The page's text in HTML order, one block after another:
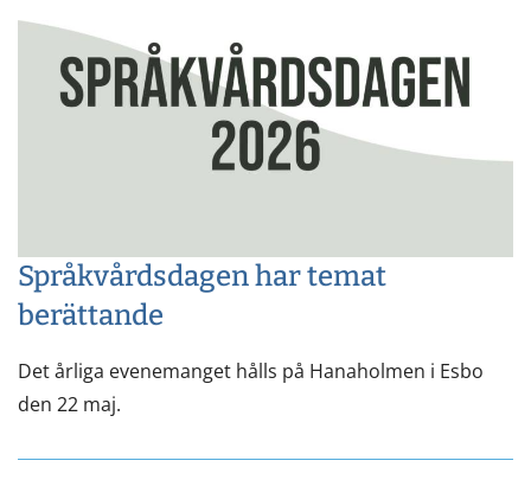
Språkvårdsdagen har temat
berättande
Det årliga evenemanget hålls på Hanaholmen i Esbo
den 22 maj.